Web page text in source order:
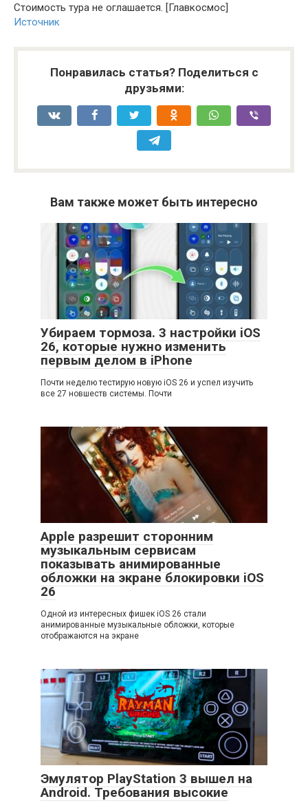
Стоимость тура не оглашается. [Главкосмос]
Источник
Понравилась статья? Поделиться с
друзьями:
Вам также может быть интересно
Убираем тормоза. 3 настройки iOS
26, которые нужно изменить
первым делом в iPhone
Почти неделю тестирую новую iOS 26 и успел изучить
все 27 новшеств системы. Почти
Apple разрешит сторонним
музыкальным сервисам
показывать анимированные
обложки на экране блокировки iOS
26
Одной из интересных фишек iOS 26 стали
анимированные музыкальные обложки, которые
отображаются на экране
Эмулятор PlayStation 3 вышел на
Android. Требования высокие